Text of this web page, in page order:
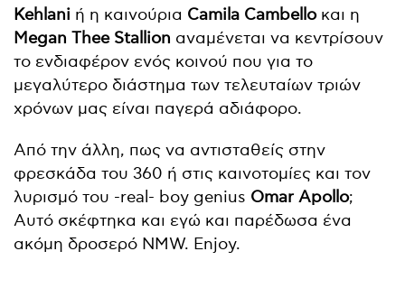
Kehlani ή η καινούρια Camila Cambelloκαι η
Megan Thee Stallion αναμένεται να κεντρίσουν
το ενδιαφέρον ενός κοινού που για το
μεγαλύτερο διάστημα των τελευταίων τριών
χρόνων μας είναι παγερά αδιάφορο.
Από την άλλη, πως να αντισταθείς στην
φρεσκάδα του 360 ή στις καινοτομίες και τον
λυρισμό του -real- boy genius Omar Apollo;
Αυτό σκέφτηκα και εγώ και παρέδωσα ένα
ακόμη δροσερό NMW. Enjoy.